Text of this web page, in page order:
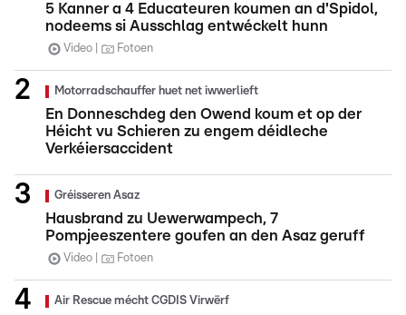
5 Kanner a 4 Educateuren koumen an d'Spidol,
nodeems si Ausschlag entwéckelt hunn
Video Fotoen
Motorradschauffer huet net iwwerlieft
En Donneschdeg den Owend koum et op der
Héicht vu Schieren zu engem déidleche
Verkéiersaccident
Gréisseren Asaz
Hausbrand zu Uewerwampech, 7
Pompjeeszentere goufen an den Asaz geruff
Video Fotoen
Air Rescue mécht CGDIS Virwërf